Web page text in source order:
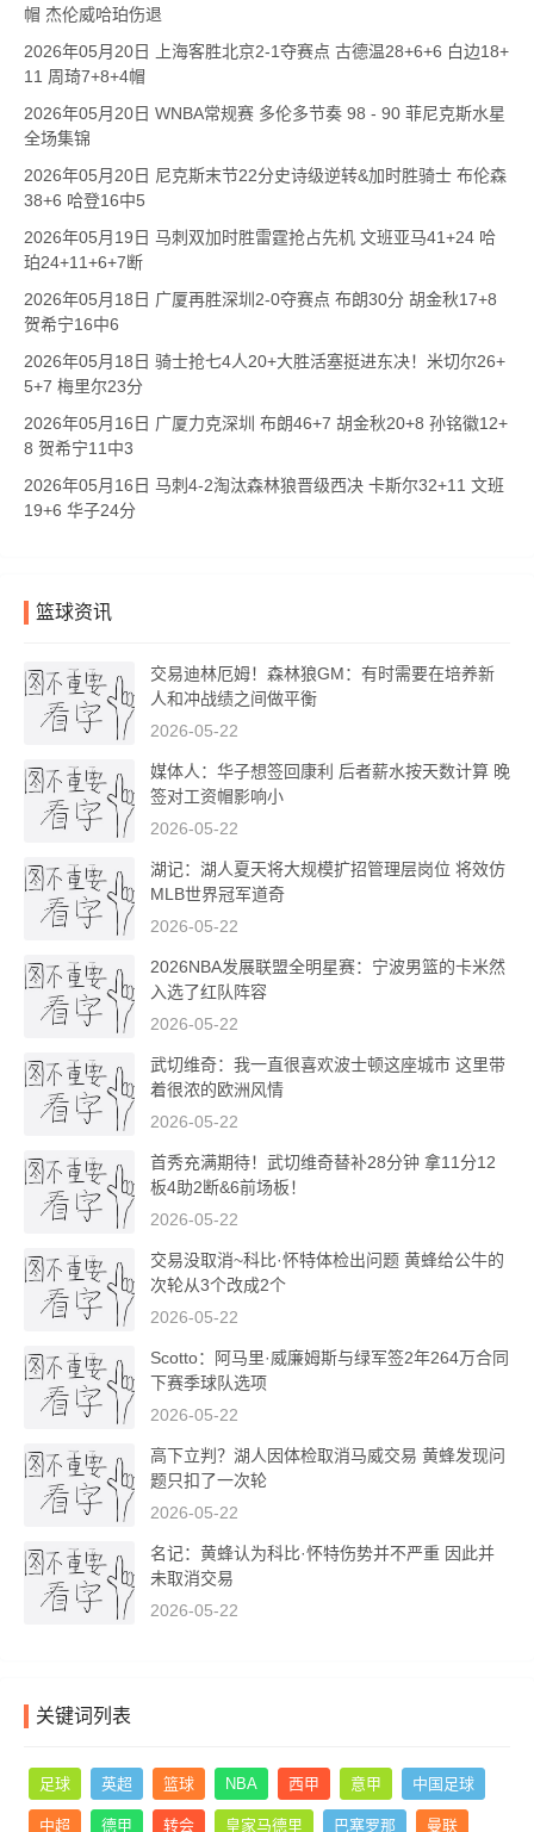
帽 杰伦威哈珀伤退
2026年05月20日 上海客胜北京2-1夺赛点 古德温28+6+6 白边18+
11 周琦7+8+4帽
2026年05月20日 WNBA常规赛 多伦多节奏 98 - 90 菲尼克斯水星
全场集锦
2026年05月20日 尼克斯末节22分史诗级逆转&加时胜骑士 布伦森
38+6 哈登16中5
2026年05月19日 马刺双加时胜雷霆抢占先机 文班亚马41+24 哈
珀24+11+6+7断
2026年05月18日 广厦再胜深圳2-0夺赛点 布朗30分 胡金秋17+8
贺希宁16中6
2026年05月18日 骑士抢七4人20+大胜活塞挺进东决！米切尔26+
5+7 梅里尔23分
2026年05月16日 广厦力克深圳 布朗46+7 胡金秋20+8 孙铭徽12+
8 贺希宁11中3
2026年05月16日 马刺4-2淘汰森林狼晋级西决 卡斯尔32+11 文班
19+6 华子24分
篮球资讯
交易迪林厄姆！森林狼GM：有时需要在培养新
人和冲战绩之间做平衡
2026-05-22
媒体人：华子想签回康利 后者薪水按天数计算 晚
签对工资帽影响小
2026-05-22
湖记：湖人夏天将大规模扩招管理层岗位 将效仿
MLB世界冠军道奇
2026-05-22
2026NBA发展联盟全明星赛：宁波男篮的卡米然
入选了红队阵容
2026-05-22
武切维奇：我一直很喜欢波士顿这座城市 这里带
着很浓的欧洲风情
2026-05-22
首秀充满期待！武切维奇替补28分钟 拿11分12
板4助2断&6前场板！
2026-05-22
交易没取消~科比·怀特体检出问题 黄蜂给公牛的
次轮从3个改成2个
2026-05-22
Scotto：阿马里·威廉姆斯与绿军签2年264万合同
下赛季球队选项
2026-05-22
高下立判？湖人因体检取消马威交易 黄蜂发现问
题只扣了一次轮
2026-05-22
名记：黄蜂认为科比·怀特伤势并不严重 因此并
未取消交易
2026-05-22
关键词列表
足球 英超 篮球 NBA 西甲 意甲 中国足球
中超 德甲 转会 皇家马德里 巴塞罗那 曼联